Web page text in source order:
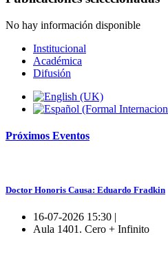
No hay información disponible
Institucional
Académica
Difusión
Próximos Eventos
Doctor Honoris Causa: Eduardo Fradkin
16-07-2026 15:30 |
Aula 1401. Cero + Infinito